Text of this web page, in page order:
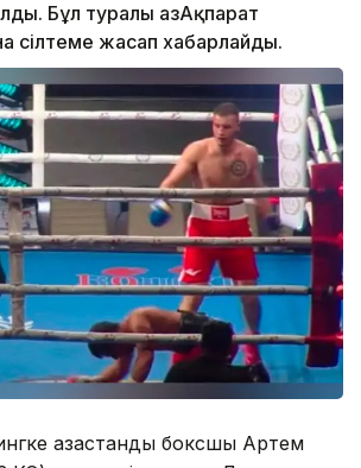
Бұл туралы ҚазАқпарат
сілтеме жасап хабарлайды.
қазақстандық боксшы Артем